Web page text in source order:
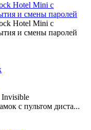
Hotel Mini с
и смены паролей
Hotel Mini с
и смены паролей
с пультом диста...